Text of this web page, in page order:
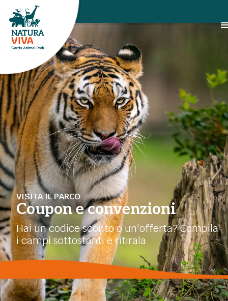
VISITA IL PARCO
Coupon e convenzioni
Hai un codice sconto o un'offerta? Compila
i campi sottostanti e ritirala